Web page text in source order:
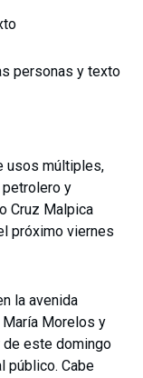
usos múltiples,
y
Cruz Malpica
próximo viernes
la avenida
Morelos y
de este domingo
público. Cabe